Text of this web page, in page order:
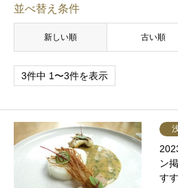
並べ替え条件
新しい順 古い順
3件中 1〜3件を表示
ン
す